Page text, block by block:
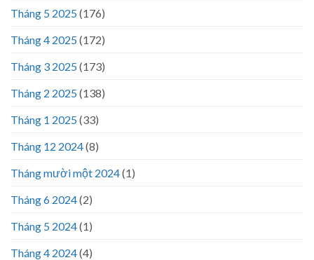
Tháng 5 2025(176)
Tháng 4 2025(172)
Tháng 3 2025(173)
Tháng 2 2025(138)
Tháng 1 2025(33)
Tháng 12 2024(8)
Tháng mười một 2024(1)
Tháng 6 2024(2)
Tháng 5 2024(1)
Tháng 4 2024(4)